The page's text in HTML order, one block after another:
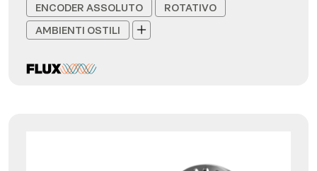
ENCODER ASSOLUTO
ROTATIVO
AMBIENTI OSTILI